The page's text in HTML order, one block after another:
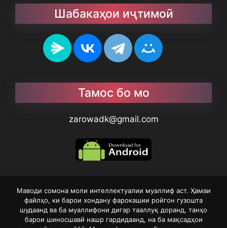
Шабакаҳои иҷтимоӣ
Тамос бо мо
zarowadk@gmail.com
Маводи сомона моли интеллектуалии муаллиф аст. Ҳамаи
файлҳо, ки барои хондану фарокашии ройгон гузошта
шудаанд ва ба муаллифони дигар тааллуқ доранд, танҳо
барои шиносшавӣ нашр гардидаанд, на ба мақсадҳои